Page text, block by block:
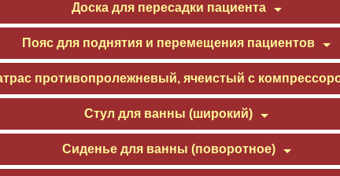
Доска для пересадки пациента
Пояс для поднятия и перемещения пациентов
противопролежневый, ячеистый с
Стул для ванны (широкий)
Сиденье для ванны (поворотное)